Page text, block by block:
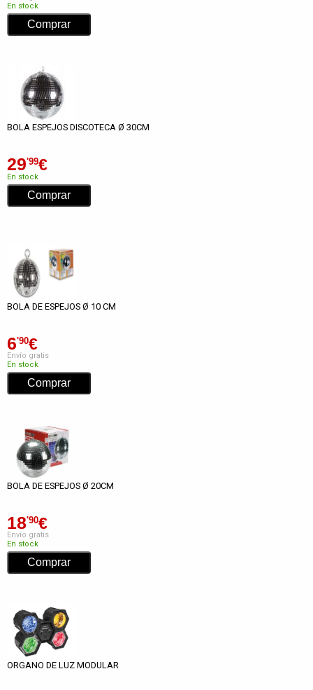
En stock
BOLA ESPEJOS DISCOTECA Ø 30CM
29'99€
En stock
BOLA DE ESPEJOS Ø 10 CM
6'90€
Envío gratis
En stock
BOLA DE ESPEJOS Ø 20CM
18'90€
Envío gratis
En stock
ORGANO DE LUZ MODULAR